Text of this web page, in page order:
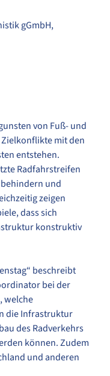
gGmbH
von Fuß- und
mit den
entstehen.
Radfahrstreifen
und
zeigen
dass sich
konstruktiv
beschreibt
bei der
welche
die Infrastruktur
des Radverkehrs
können. Zudem
und anderen